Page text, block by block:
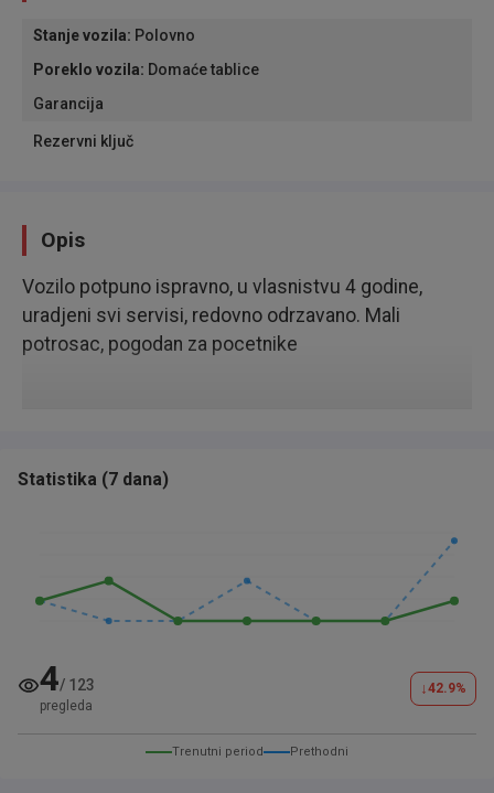
Stanje vozila: Polovno
Poreklo vozila: Domaće tablice
Garancija
Rezervni ključ
Opis
Vozilo potpuno ispravno, u vlasnistvu 4 godine,
uradjeni svi servisi, redovno odrzavano. Mali
potrosac, pogodan za pocetnike
Statistika (7 dana)
4/ 123
pregleda
↓42.9%
Trenutni period Prethodni